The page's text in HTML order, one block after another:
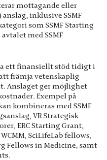
mottagande eller
inklusive SSMF
som SSMF Starting
med SSMF
ett finansiellt stöd tidigt i
främja vetenskaplig
Anslaget ger möjlighet
Exempel på
kombineras med SSMF
VR Strategisk
ERC Starting Grant,
SciLifeLab fellows,
Fellows in Medicine, samt